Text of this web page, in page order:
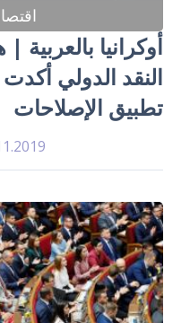
أوكرانيا
النقد الدولي
تطبيق الإصلاحات
- 21:07